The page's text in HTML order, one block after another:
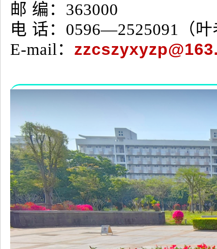
邮 编：363000
电 话：0596—2525091（
E-mail：